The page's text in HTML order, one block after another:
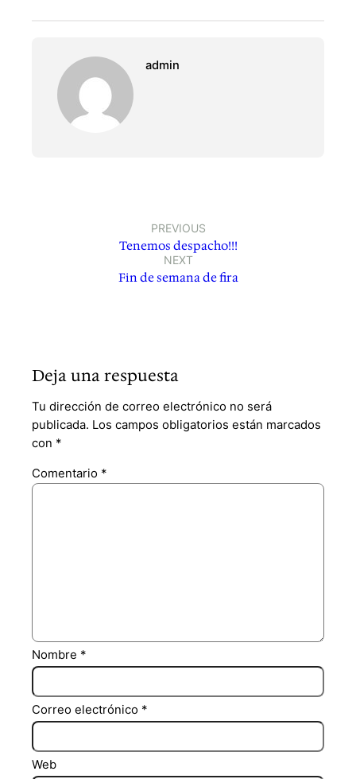
admin
PREVIOUS
Tenemos despacho!!!
NEXT
Fin de semana de fira
Deja una respuesta
Tu dirección de correo electrónico no será
publicada. Los campos obligatorios están marcados
con *
Comentario *
Nombre *
Correo electrónico *
Web